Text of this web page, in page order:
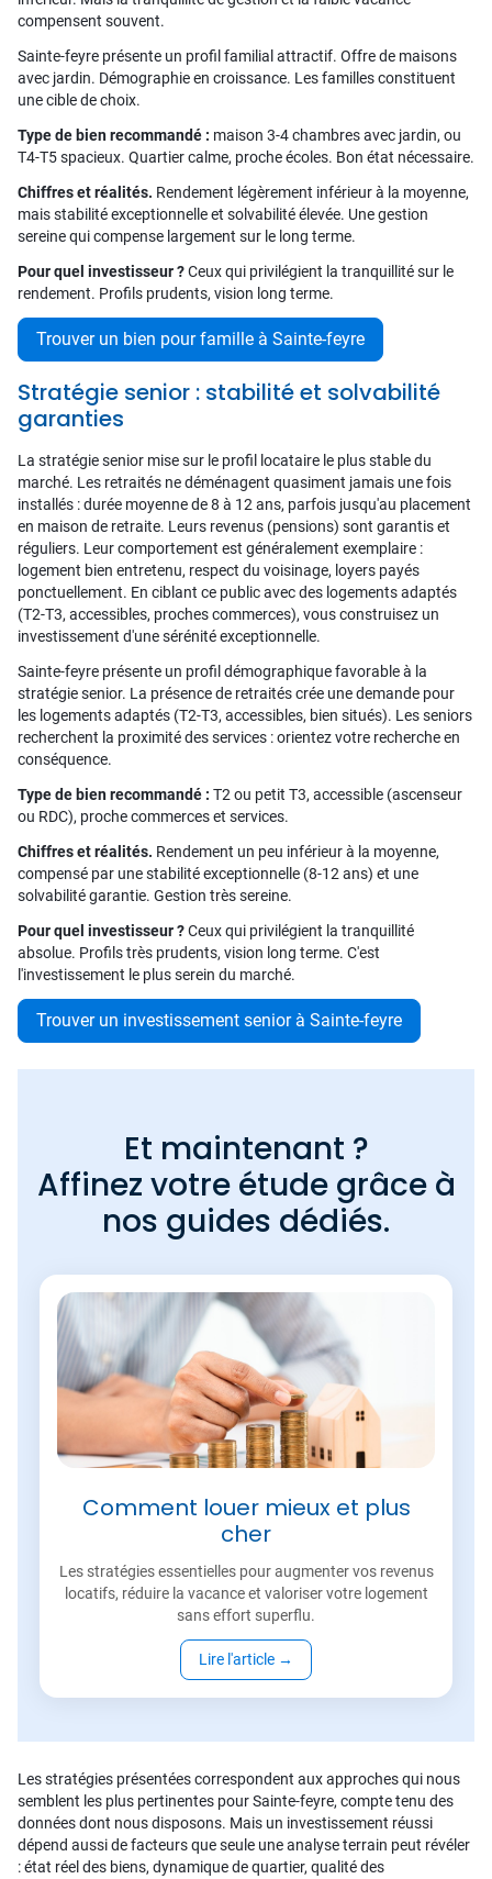
compensent souvent.
Sainte-feyre présente un profil familial attractif. Offre de maisons
avec jardin. Démographie en croissance. Les familles constituent
une cible de choix.
Type de bien recommandé : maison 3-4 chambres avec jardin, ou
T4-T5 spacieux. Quartier calme, proche écoles. Bon état nécessaire.
Chiffres et réalités. Rendement légèrement inférieur à la moyenne,
mais stabilité exceptionnelle et solvabilité élevée. Une gestion
sereine qui compense largement sur le long terme.
Pour quel investisseur ?Ceux qui privilégient la tranquillité sur le
rendement. Profils prudents, vision long terme.
Trouver un bien pour famille à Sainte-feyre
Stratégie senior : stabilité et solvabilité
garanties
La stratégie senior mise sur le profil locataire le plus stable du
marché. Les retraités ne déménagent quasiment jamais une fois
installés : durée moyenne de 8 à 12 ans, parfois jusqu'au placement
en maison de retraite. Leurs revenus (pensions) sont garantis et
réguliers. Leur comportement est généralement exemplaire :
logement bien entretenu, respect du voisinage, loyers payés
ponctuellement. En ciblant ce public avec des logements adaptés
(T2-T3, accessibles, proches commerces), vous construisez un
investissement d'une sérénité exceptionnelle.
Sainte-feyre présente un profil démographique favorable à la
stratégie senior. La présence de retraités crée une demande pour
les logements adaptés (T2-T3, accessibles, bien situés). Les seniors
recherchent la proximité des services : orientez votre recherche en
conséquence.
Type de bien recommandé : T2 ou petit T3, accessible (ascenseur
ou RDC), proche commerces et services.
Chiffres et réalités. Rendement un peu inférieur à la moyenne,
compensé par une stabilité exceptionnelle (8-12 ans) et une
solvabilité garantie. Gestion très sereine.
Pour quel investisseur ?Ceux qui privilégient la tranquillité
absolue. Profils très prudents, vision long terme. C'est
l'investissement le plus serein du marché.
Trouver un investissement senior à Sainte-feyre
Et maintenant ?
Affinez votre étude grâce à
nos guides dédiés.
Comment louer mieux et plus
cher
Les stratégies essentielles pour augmenter vos revenus
locatifs, réduire la vacance et valoriser votre logement
sans effort superflu.
Lire l'article →
Les stratégies présentées correspondent aux approches qui nous
semblent les plus pertinentes pour Sainte-feyre, compte tenu des
données dont nous disposons. Mais un investissement réussi
dépend aussi de facteurs que seule une analyse terrain peut révéler
: état réel des biens, dynamique de quartier, qualité des